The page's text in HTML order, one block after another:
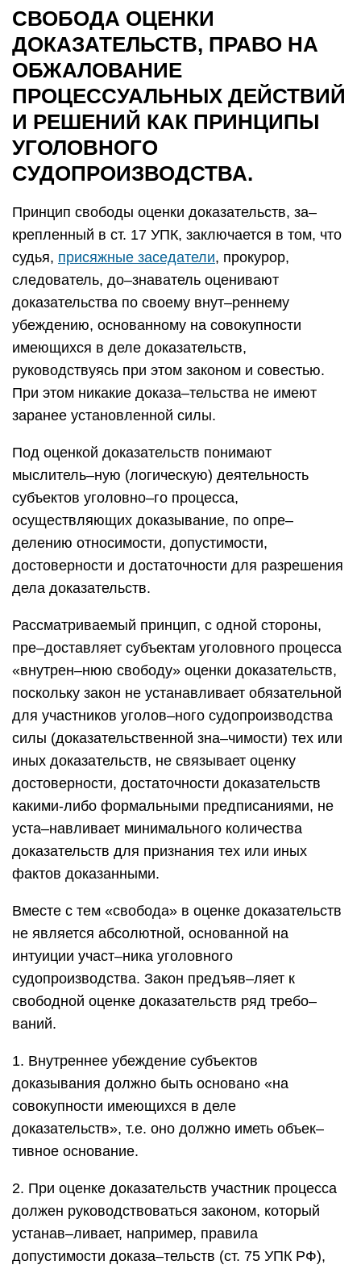
СВОБОДА ОЦЕНКИ
ДОКАЗАТЕЛЬСТВ, ПРАВО НА
ОБЖАЛОВАНИЕ
ПРОЦЕССУАЛЬНЫХ ДЕЙСТВИЙ
И РЕШЕНИЙ КАК ПРИНЦИПЫ
УГОЛОВНОГО
СУДОПРОИЗВОДСТВА.
Принцип свободы оценки доказательств, за–
крепленный в ст. 17 УПК, заключается в том, что
судья, присяжные заседатели, прокурор,
следователь, до–знаватель оценивают
доказательства по своему внут–реннему
убеждению, основанному на совокупности
имеющихся в деле доказательств,
руководствуясь при этом законом и совестью.
При этом никакие доказа–тельства не имеют
заранее установленной силы.
Под оценкой доказательств понимают
мыслитель–ную (логическую) деятельность
субъектов уголовно–го процесса,
осуществляющих доказывание, по опре–
делению относимости, допустимости,
достоверности и достаточности для разрешения
дела доказательств.
Рассматриваемый принцип, с одной стороны,
пре–доставляет субъектам уголовного процесса
«внутрен–нюю свободу» оценки доказательств,
поскольку закон не устанавливает обязательной
для участников уголов–ного судопроизводства
силы (доказательственной зна–чимости) тех или
иных доказательств, не связывает оценку
достоверности, достаточности доказательств
какими-либо формальными предписаниями, не
уста–навливает минимального количества
доказательств для признания тех или иных
фактов доказанными.
Вместе с тем «свобода» в оценке доказательств
не является абсолютной, основанной на
интуиции участ–ника уголовного
судопроизводства. Закон предъяв–ляет к
свободной оценке доказательств ряд требо–
ваний.
1. Внутреннее убеждение субъектов
доказывания должно быть основано «на
совокупности имеющихся в деле
доказательств», т.е. оно должно иметь объек–
тивное основание.
2. При оценке доказательств участник процесса
должен руководствоваться законом, который
устанав–ливает, например, правила
допустимости доказа–тельств (ст. 75 УПК РФ),